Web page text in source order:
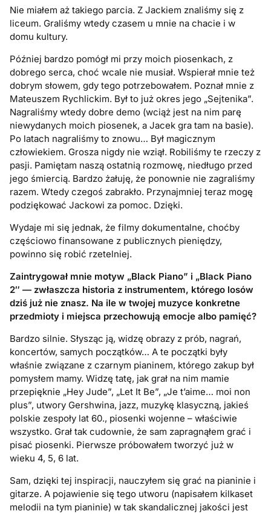
Nie miałem aż takiego parcia. Z Jackiem znaliśmy się z
liceum. Graliśmy wtedy czasem u mnie na chacie i w
domu kultury.
Później bardzo pomógł mi przy moich piosenkach, z
dobrego serca, choć wcale nie musiał. Wspierał mnie też
dobrym słowem, gdy tego potrzebowałem. Poznał mnie z
Mateuszem Rychlickim. Był to już okres jego „Sejtenika”.
Nagraliśmy wtedy dobre demo (wciąż jest na nim parę
niewydanych moich piosenek, a Jacek gra tam na basie).
Po latach nagraliśmy to znowu… Był magicznym
człowiekiem. Grosza nigdy nie wziął. Robiliśmy te rzeczy z
pasji. Pamiętam naszą ostatnią rozmowę, niedługo przed
jego śmiercią. Bardzo żałuję, że ponownie nie zagraliśmy
razem. Wtedy czegoś zabrakło. Przynajmniej teraz mogę
podziękować Jackowi za pomoc. Dzięki.
Wydaje mi się jednak, że filmy dokumentalne, choćby
częściowo finansowane z publicznych pieniędzy,
powinno się robić rzetelniej.
Zaintrygował mnie motyw „Black Piano” i „Black Piano
2″ — zwłaszcza historia z instrumentem, którego losów
dziś już nie znasz. Na ile w twojej muzyce konkretne
przedmioty i miejsca przechowują emocje albo pamięć?
Bardzo silnie. Słysząc ją, widzę obrazy z prób, nagrań,
koncertów, samych początków… A te początki były
właśnie związane z czarnym pianinem, którego zakup był
pomysłem mamy. Widzę tatę, jak grał na nim mamie
przepięknie „Hey Jude”, „Let It Be”, „Je t’aime… moi non
plus”, utwory Gershwina, jazz, muzykę klasyczną, jakieś
polskie zespoły lat 60., piosenki wojenne – właściwie
wszystko. Grał tak cudownie, że sam zapragnąłem grać i
pisać piosenki. Pierwsze próbowałem tworzyć już w
wieku 4, 5, 6 lat.
Sam, dzięki tej inspiracji, nauczyłem się grać na pianinie i
gitarze. A pojawienie się tego utworu (napisałem kilkaset
melodii na tym pianinie) w tak skandalicznej jakości jest